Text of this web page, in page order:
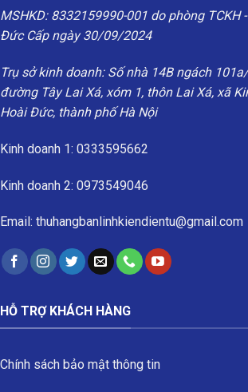
MSHKD: 8332159990-001 do phòng TCKH
Đức Cấp ngày 30/09/2024
Trụ sở kinh doanh: Số nhà 14B ngách
đường Tây Lai Xá, xóm 1, thôn Lai Xá, xã
Hoài Đức, thành phố Hà Nội
Kinh doanh 1: 0333595662
Kinh doanh 2: 0973549046
Email: thuhangbanlinhkiendientu@gmail.com
HỖ TRỢ KHÁCH HÀNG
Chính sách bảo mật thông tin